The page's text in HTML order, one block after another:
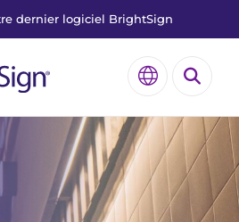
BrightSign®
Changer
la
langue
dernier logiciel BrightSign